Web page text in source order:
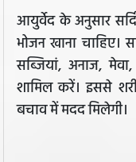
आयुर्वेद के अनुसार
भोजन खाना चाहिए।
सब्जियां, अनाज,
शामिल करें। इससे
बचाव में मदद मिलेगी।